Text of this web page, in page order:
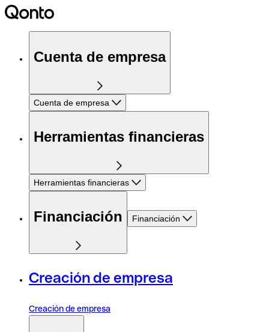
Cuenta de empresa
Cuenta de empresa
Herramientas financieras
Herramientas financieras
Financiación Financiación
Creación de empresa
Creación de empresa